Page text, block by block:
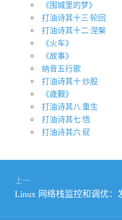
《围城里的梦》
打油诗其十三·轮回
打油诗其十二·涅槃
《火车》
《故事》
纳音五行歌
打油诗其十·炒股
《歲艱》
打油诗其八·重生
打油诗其七·悟
打油诗其六·屁
上一
上
Linux 网络栈监控和调优：